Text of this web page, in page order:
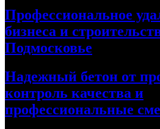
Профессиональное
бизнеса и
Подмосковье
Надежный бетон от
контроль качества и
профессиональные